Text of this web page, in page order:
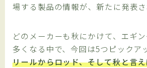
場する製品の情報が、新たに発表さ
どのメーカーも秋にかけて、エギ
多くなる中で、今回は5つピックア
リールからロッド、そして秋と言